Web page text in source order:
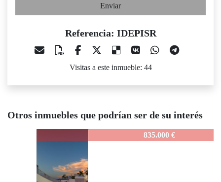
Enviar
Referencia: IDEPISR
Visitas a este inmueble: 44
Otros inmuebles que podrían ser de su interés